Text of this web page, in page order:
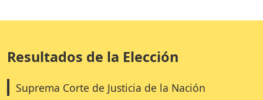
Resultados de la Elección
Suprema Corte de Justicia de la Nación